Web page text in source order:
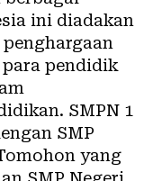
ini diadakan
pendidik
SMPN 1
SMP
yang